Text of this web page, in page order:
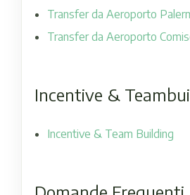
Transfer da Aeroporto
Transfer da Aeroporto
Incentive &
Incentive & Team Building